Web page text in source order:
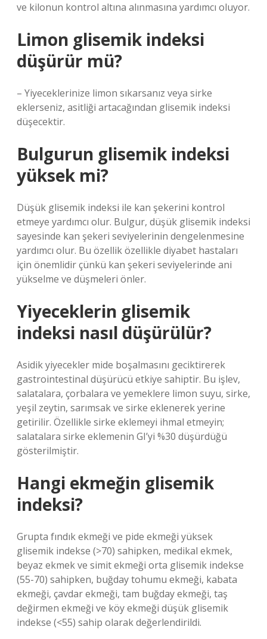
ve kilonun kontrol altına alınmasına yardımcı oluyor.
Limon glisemik indeksi
düşürür mü?
– Yiyeceklerinize limon sıkarsanız veya sirke
eklerseniz, asitliği artacağından glisemik indeksi
düşecektir.
Bulgurun glisemik indeksi
yüksek mi?
Düşük glisemik indeksi ile kan şekerini kontrol
etmeye yardımcı olur. Bulgur, düşük glisemik indeksi
sayesinde kan şekeri seviyelerinin dengelenmesine
yardımcı olur. Bu özellik özellikle diyabet hastaları
için önemlidir çünkü kan şekeri seviyelerinde ani
yükselme ve düşmeleri önler.
Yiyeceklerin glisemik
indeksi nasıl düşürülür?
Asidik yiyecekler mide boşalmasını geciktirerek
gastrointestinal düşürücü etkiye sahiptir. Bu işlev,
salatalara, çorbalara ve yemeklere limon suyu, sirke,
yeşil zeytin, sarımsak ve sirke eklenerek yerine
getirilir. Özellikle sirke eklemeyi ihmal etmeyin;
salatalara sirke eklemenin GI’yi %30 düşürdüğü
gösterilmiştir.
Hangi ekmeğin glisemik
indeksi?
Grupta fındık ekmeği ve pide ekmeği yüksek
glisemik indekse (>70) sahipken, medikal ekmek,
beyaz ekmek ve simit ekmeği orta glisemik indekse
(55-70) sahipken, buğday tohumu ekmeği, kabata
ekmeği, çavdar ekmeği, tam buğday ekmeği, taş
değirmen ekmeği ve köy ekmeği düşük glisemik
indekse (<55) sahip olarak değerlendirildi.